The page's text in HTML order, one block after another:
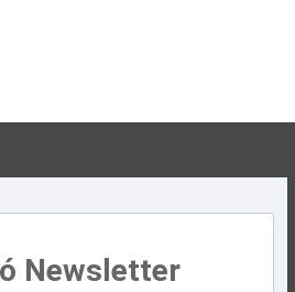
Newsletter